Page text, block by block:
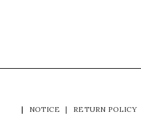
| NOTICE | RETURN POLICY